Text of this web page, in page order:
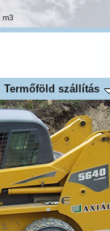
m3
Termőföld szállítás